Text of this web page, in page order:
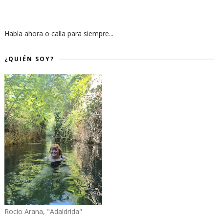
Habla ahora o calla para siempre...
¿QUIÉN SOY?
Rocío Arana, "Adaldrida"